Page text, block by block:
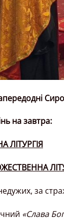
на завтра:
ЛІТУРГІЯ
за
«Слава